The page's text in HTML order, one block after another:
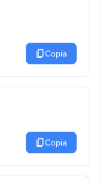
content_copyCopia
content_copyCopia